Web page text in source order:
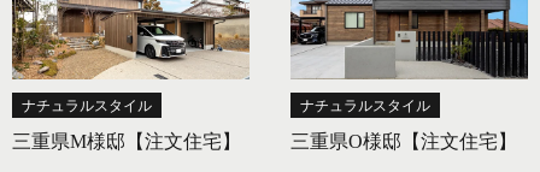
ナチュラルスタイル
三重県M様邸【注文住宅】
ナチュラルスタイル
三重県O様邸【注文住宅】